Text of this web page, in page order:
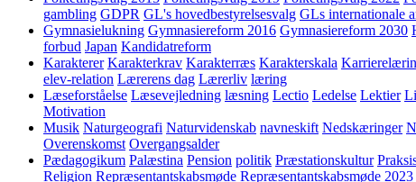
gambling GDPR GL's hovedbestyrelsesvalg GLs internationale
Gymnasielukning Gymnasiereform 2016 Gymnasiereform 2030
forbud Japan Kandidatreform
Karakterer Karakterkrav Karakterræs Karakterskala
elev-relation Lærerens dag Lærerliv læring
Læseforståelse Læsevejledning læsning Lectio Ledelse Lektier
Motivation
Musik Naturgeografi Naturvidenskab navneskift Nedskæringer
Overenskomst Overgangsalder
Pædagogikum Palæstina Pension politik Præstationskultur
Religion Repræsentantskabsmøde Repræsentantskabsmøde 2023